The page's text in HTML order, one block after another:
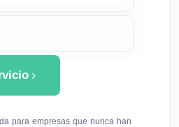
para empresas que nunca han